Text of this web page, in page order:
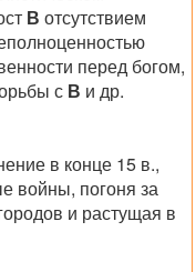
В отсутствием
перед богом,
с В и др.
в конце 15 в.,
войны, погоня за
и растущая в